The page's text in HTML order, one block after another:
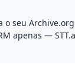
o seu
apenas —